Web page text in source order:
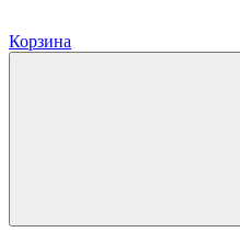
Корзина